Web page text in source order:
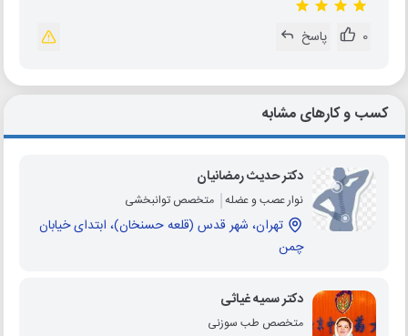
0 پاسخ
کسب و کارهای مشابه
دکتر حدیث رمضانیان
نوار عصب و عضله متخصص توانبخشی
تهران، شهر قدس (قلعه حسنخان)، ابتدای خیابان
چمن
دکتر سمیه غیاثی
متخصص طب سوزنی